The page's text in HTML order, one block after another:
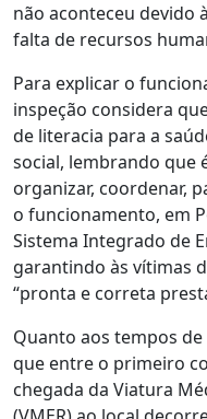
não aconteceu devido
falta de recursos
Para explicar o
inspeção considera
de literacia para a
social, lembrando que
organizar, coordenar,
o funcionamento, em
Sistema Integrado de
garantindo às vítimas
“pronta e correta
Quanto aos tempos
que entre o primeiro
chegada da Viatura